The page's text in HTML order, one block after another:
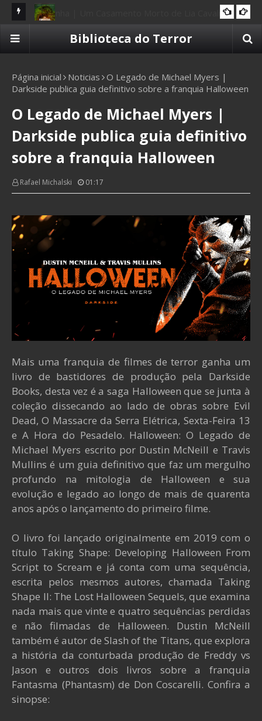
10 CAVEIRAS
Biblioteca do Terror
Página inicial Noticias O Legado de Michael Myers |
Darkside publica guia definitivo sobre a franquia Halloween
O Legado de Michael Myers |
Darkside publica guia definitivo
sobre a franquia Halloween
Rafael Michalski 01:17
Mais uma franquia de filmes de terror ganha um
livro de bastidores de produção pela Darkside
Books, desta vez é a saga Halloween que se junta à
coleção dissecando ao lado de obras sobre Evil
Dead, O Massacre da Serra Elétrica, Sexta-Feira 13
e A Hora do Pesadelo. Halloween: O Legado de
Michael Myers escrito por Dustin McNeill e Travis
Mullins é um guia definitivo que faz um mergulho
profundo na mitologia de Halloween e sua
evolução e legado ao longo de mais de quarenta
anos após o lançamento do primeiro filme.
O livro foi lançado originalmente em 2019 com o
título Taking Shape: Developing Halloween From
Script to Scream e já conta com uma sequência,
escrita pelos mesmos autores, chamada Taking
Shape II: The Lost Halloween Sequels, que examina
nada mais que vinte e quatro sequências perdidas
e não filmadas de Halloween. Dustin McNeill
também é autor de Slash of the Titans, que explora
a história da conturbada produção de Freddy vs
Jason e outros dois livros sobre a franquia
Fantasma (Phantasm) de Don Coscarelli. Confira a
sinopse: